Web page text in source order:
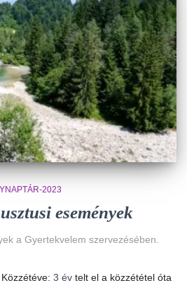
2023
események
a Gyertekvelem szervezésében.
Közzétéve: 3 év telt el a közzététel óta